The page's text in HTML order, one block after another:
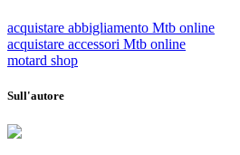
acquistare abbigliamento Mtb online
acquistare accessori Mtb online
motard shop
Sull'autore